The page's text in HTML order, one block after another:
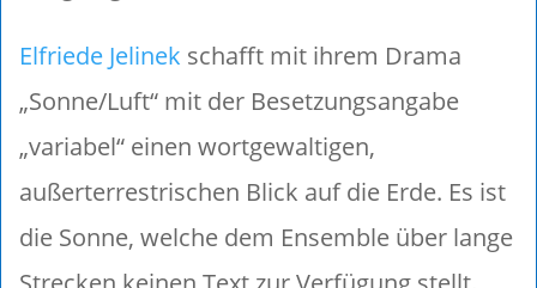
Elfriede Jelinek schafft mit ihrem Drama
„Sonne/Luft“ mit der Besetzungsangabe
„variabel“ einen wortgewaltigen,
außerterrestrischen Blick auf die Erde. Es ist
die Sonne, welche dem Ensemble über lange